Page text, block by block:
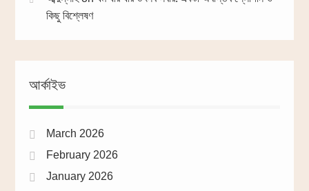
কিছু বিশ্লেষণ
আর্কাইভ
March 2026
February 2026
January 2026